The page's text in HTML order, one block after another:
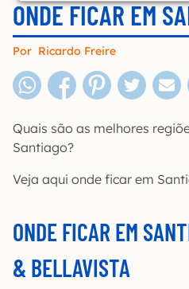
ONDE FICAR EM
Por Ricardo Freire
Quais são as melhores
Santiago?
Veja aqui onde ficar em
ONDE FICAR EM
& BELLAVISTA